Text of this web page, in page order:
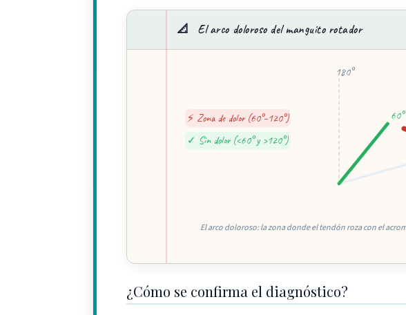
📐 El arco doloroso del manguito rotador
60°
180°
⚡ Zona de dolor (60°–120°)
✓ Sin dolor (<60° y >120°)
El arco doloroso: la zona donde el tendón roza con el
¿Cómo se confirma el diagnóstico?